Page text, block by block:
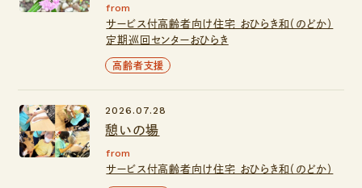
from
サービス付高齢者向け住宅 おひらき和（のどか）
定期巡回センターおひらき
高齢者支援
憩いの場
2026.07.28
from
サービス付高齢者向け住宅 おひらき和（のどか）